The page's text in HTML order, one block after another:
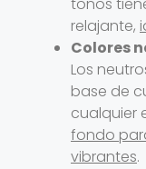
tonos
relajante,
Colores
Los
base de
cualquier
fondo
vibrantes.